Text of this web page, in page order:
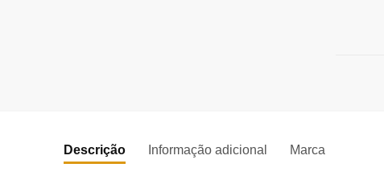
Descrição Informação adicional Marca